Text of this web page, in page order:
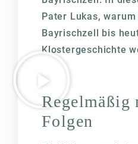
Pater Lukas,
Bayrischzell bis
Klostergeschichte
Regelmäßig
Folgen